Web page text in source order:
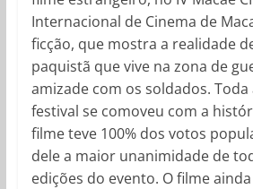
Internacional de Cinema de
ficção, que mostra a realidade
paquistã que vive na zona de
amizade com os soldados.
festival se comoveu com a
filme teve 100% dos votos
dele a maior unanimidade de
edições do evento. O filme